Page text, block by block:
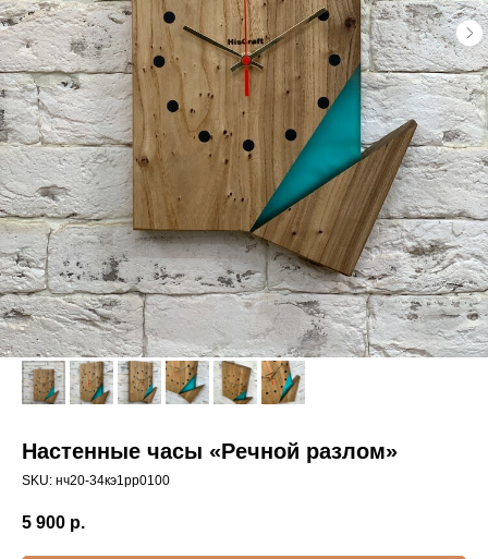
Настенные часы «Речной разлом»
SKU: нч20-34кэ1рр0100
5 900 р.